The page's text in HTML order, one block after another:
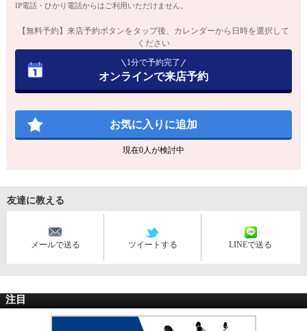
IP電話・ひかり電話からはご利用いただけません。
【無料予約】来店予約ボタンをタップ後、カレンダーから日時を選択して
ください
1分で予約完了
オンラインで来店予約
お気に入りに追加
現在0人が検討中
友達に教える
メールで送る ツイートする LINEで送る
注目